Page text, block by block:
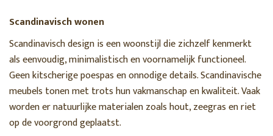
Scandinavisch wonen
Scandinavisch design is een woonstijl die zichzelf kenmerkt
als eenvoudig, minimalistisch en voornamelijk functioneel.
Geen kitscherige poespas en onnodige details. Scandinavische
meubels tonen met trots hun vakmanschap en kwaliteit. Vaak
worden er natuurlijke materialen zoals hout, zeegras en riet
op de voorgrond geplaatst.